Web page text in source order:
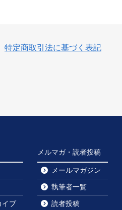
特定商取引法に基づく表記
イブ
メルマガ・読者投稿
メールマガジン
執筆者一覧
読者投稿